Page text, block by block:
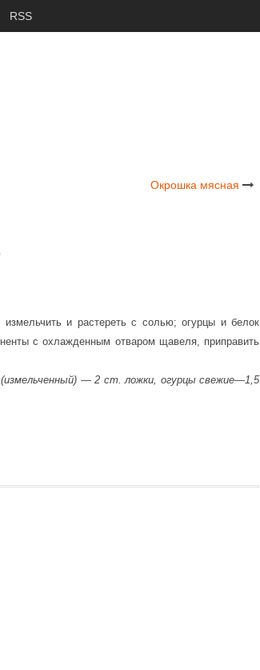
RSS
Окрошка мясная
и растереть с солью; огурцы и белок
с охлажденным отваром щавеля, приправить
— 2 ст. ложки, огурцы свежие—1,5